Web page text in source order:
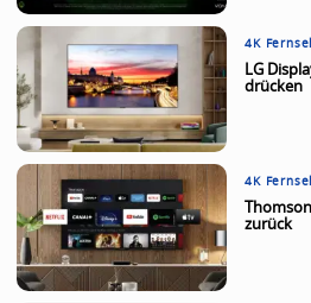
4K
LG
drücken
4K
zurück